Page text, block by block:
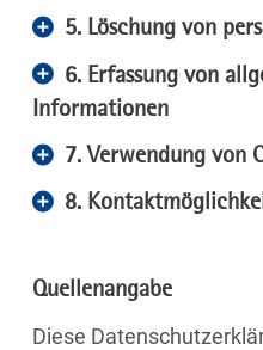
5. Löschung von
6. Erfassung von
Informationen
7. Verwendung von
8.
Quellenangabe
Diese